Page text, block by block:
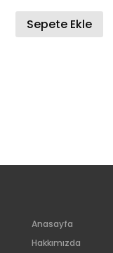
Sepete Ekle
Anasayfa
Hakkımızda